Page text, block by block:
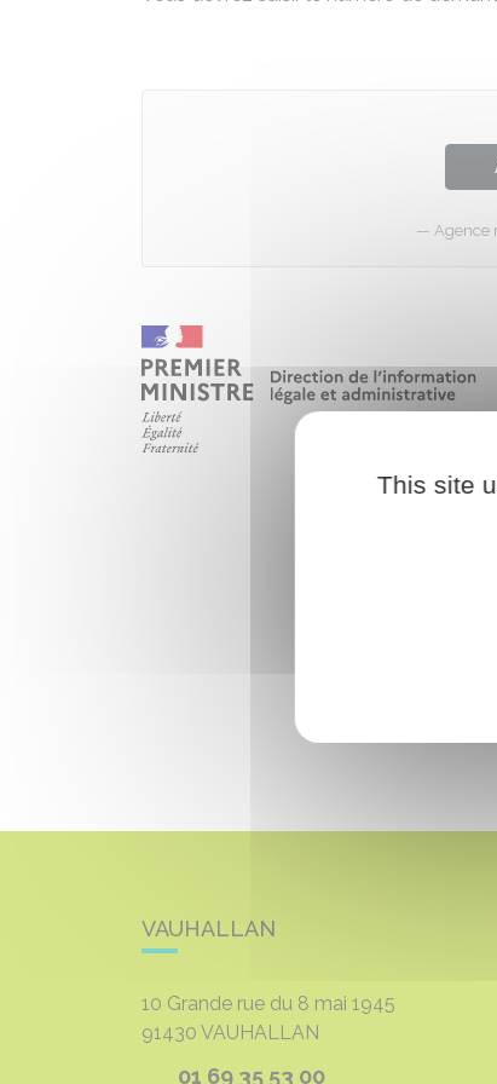
Agence
VAUHALLAN
10 Grande rue du 8 mai 1945
91430 VAUHALLAN
01 69 35 53 00
This site